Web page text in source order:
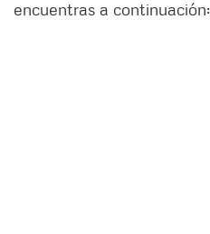
encuentras a continuación: